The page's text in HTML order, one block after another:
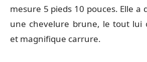
mesure 5 pieds 10 pouces. Elle a
une chevelure brune, le tout lui
et magnifique carrure.